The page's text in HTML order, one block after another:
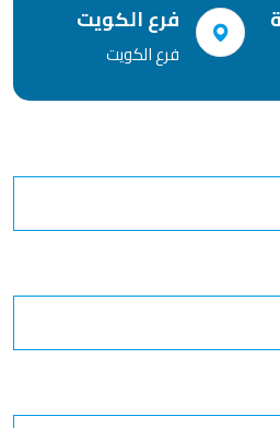
فرع الكويت
فرع الكويت